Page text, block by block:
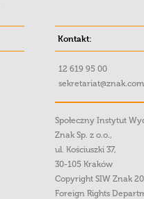
Kontakt:
12 619 95 00
Społeczny Instytut
Znak Sp. z o.o.,
ul. Kościuszki 37,
30-105 Kraków
Copyright SIW Znak
Foreign Rights